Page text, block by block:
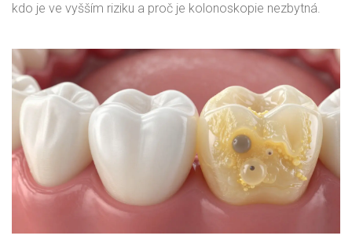
kdo je ve vyšším riziku a proč je kolonoskopie nezbytná.